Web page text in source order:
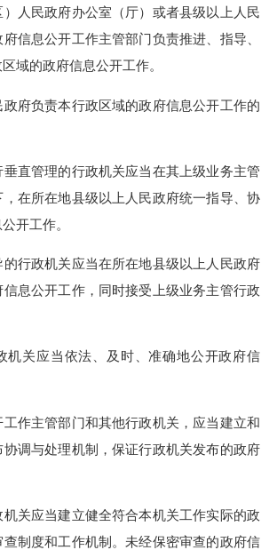
民政府办公室（厅）或者县级以上人民
信息公开工作主管部门负责推进、指导、
域的政府信息公开工作。
负责本行政区域的政府信息公开工作的
管理的行政机关应当在其上级业务主管
在所在地县级以上人民政府统一指导、协
开工作。
政机关应当在所在地县级以上人民政府
息公开工作，同时接受上级业务主管行政
应当依法、及时、准确地公开政府信
主管部门和其他行政机关，应当建立和
调与处理机制，保证行政机关发布的政府
应当建立健全符合本机关工作实际的政
查制度和工作机制。未经保密审查的政府信